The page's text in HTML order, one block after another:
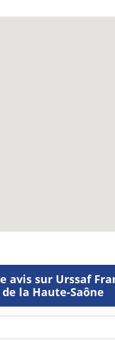
avis sur Urssaf
la Haute-Saône